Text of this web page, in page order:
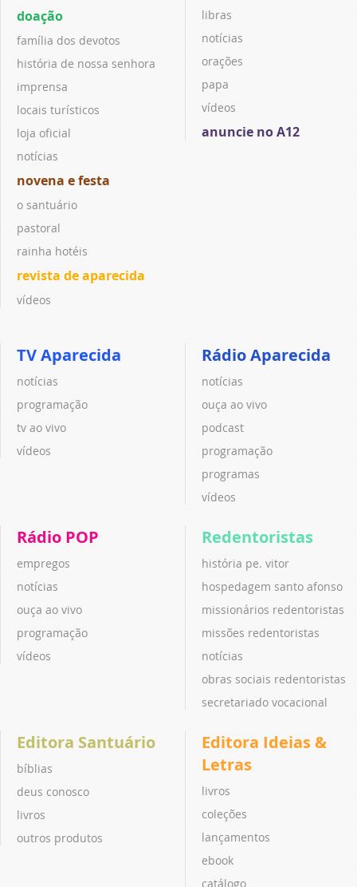
doação
família dos devotos
história de nossa senhora
imprensa
locais turísticos
loja oficial
notícias
novena e festa
o santuário
pastoral
rainha hotéis
revista de aparecida
vídeos
libras
notícias
orações
papa
vídeos
anuncie no A12
TV Aparecida
notícias
programação
tv ao vivo
vídeos
Rádio Aparecida
notícias
ouça ao vivo
podcast
programação
programas
vídeos
Rádio POP
empregos
notícias
ouça ao vivo
programação
vídeos
Redentoristas
história pe. vitor
hospedagem santo afonso
missionários redentoristas
missões redentoristas
notícias
obras sociais redentoristas
secretariado vocacional
Editora Santuário
bíblias
deus conosco
livros
outros produtos
Editora Ideias &
Letras
livros
coleções
lançamentos
ebook
catálogo